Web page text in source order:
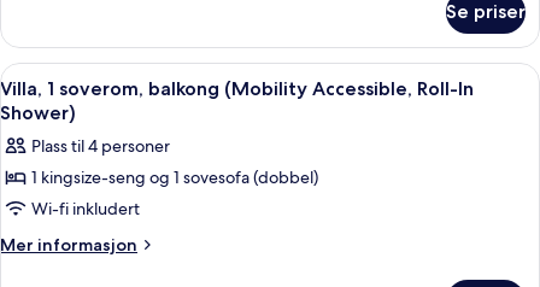
(Hearing
Accessible)
1
soverom,
balkong
(Hearing
Accessible)
Se priser
Åpne
alle
bildene
av
Villa,
1
soverom,
Flatskjerm-TV, DVD-spiller,
7
Villa, 1 soverom, balkong (Mobility Accessible, Roll-In
Shower)
Plass til 4 personer
1 kingsize-seng og 1 sovesofa (dobbel)
Wi-fi inkludert
Mer informasjon
Mer